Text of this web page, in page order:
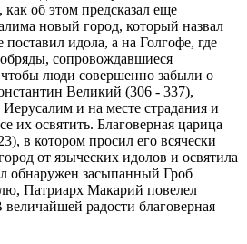
об этом предсказал еще
новый город, который назвал
идола, а на Голгофе, где
сопровождавшиеся
люди совершенно забыли о
Великий (306 - 337),
и на месте страдания и
их освятить. Благоверная царица
в котором просил его всячески
от языческих идолов и освятила
обнаружен засыпанный Гроб
Патриарх Макарий повелел
радости благоверная